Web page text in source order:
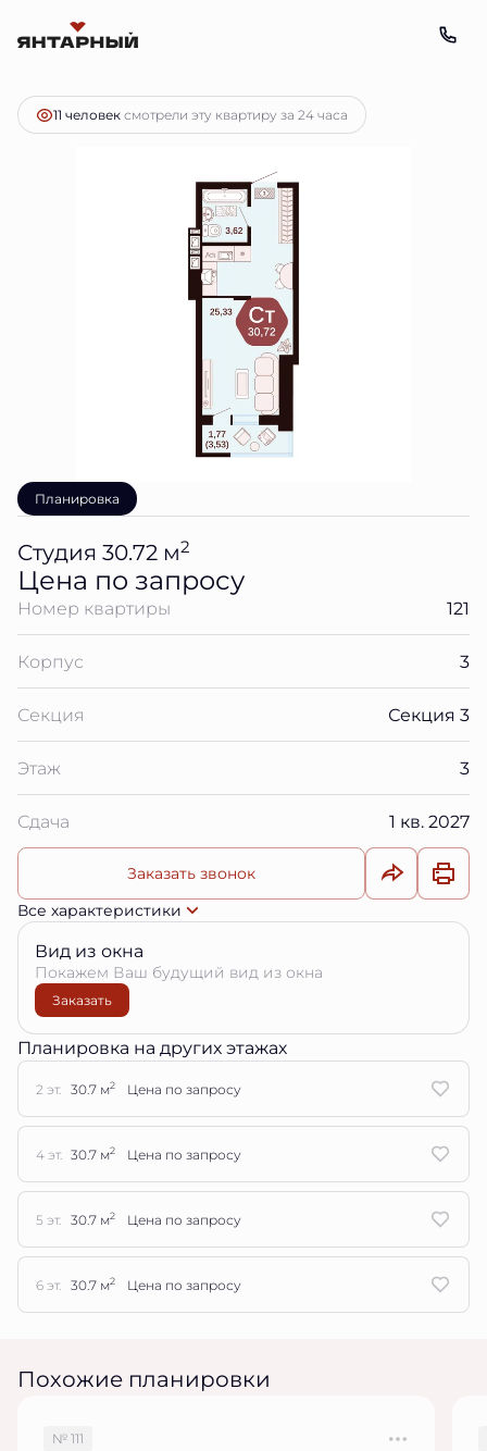
Студия30.72 м Цена по запросу
11 человек смотрели эту квартиру за 24 часа
Планировка
Студия 30.72 м2
Цена по запросу
Номер квартиры 121
Корпус 3
Секция Секция 3
Этаж 3
Сдача 1 кв. 2027
Заказать звонок
Все характеристики
Вид из окна
Покажем Ваш будущий вид из окна
Заказать
Планировка на других этажах
2 эт. 30.7 м2 Цена по запросу
4 эт. 30.7 м2 Цена по запросу
5 эт. 30.7 м2 Цена по запросу
6 эт. 30.7 м2 Цена по запросу
Похожие планировки
№ 111